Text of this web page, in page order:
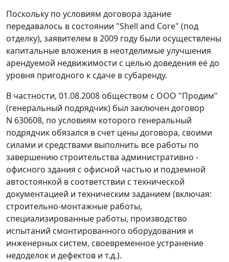
Поскольку по условиям договора здание
передавалось в состоянии "Shell and Core" (под
отделку), заявителем в 2009 году были осуществлены
капитальные вложения в неотделимые улучшения
арендуемой недвижимости с целью доведения её до
уровня пригодного к сдаче в субаренду.
В частности, 01.08.2008 обществом с ООО "Продим"
(генеральный подрядчик) был заключен договор
N 630608, по условиям которого генеральный
подрядчик обязался в счет цены договора, своими
силами и средствами выполнить все работы по
завершению строительства административно -
офисного здания с офисной частью и подземной
автостоянкой в соответствии с технической
документацией и техническим заданием (включая:
строительно-монтажные работы,
специализированные работы, производство
испытаний смонтированного оборудования и
инженерных систем, своевременное устранение
недоделок и дефектов и т.д.).